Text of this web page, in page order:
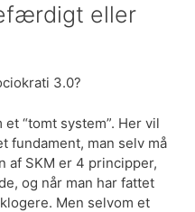
eller
3.0?
“tomt system”. Her vil
fundament, man selv må
af SKM er 4 principper,
og når man har fattet
Men selvom et